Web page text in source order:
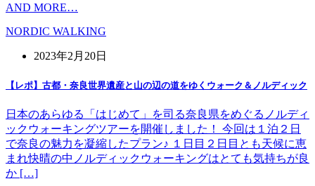
AND MORE…
NORDIC WALKING
2023年2月20日
【レポ】古都・奈良世界遺産と山の辺の道をゆくウォーク＆ノルディック
日本のあらゆる「はじめて」を司る奈良県をめぐるノルディ
ックウォーキングツアーを開催しました！ 今回は１泊２日
で奈良の魅力を凝縮したプラン♪ １日目２日目とも天候に恵
まれ快晴の中ノルディックウォーキングはとても気持ちが良
か […]